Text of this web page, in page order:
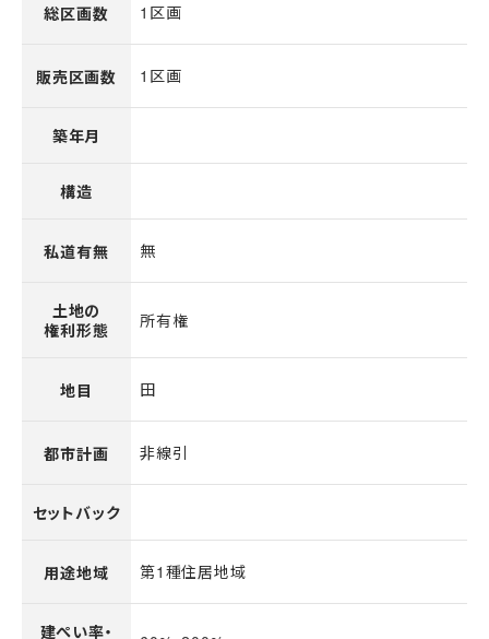
総区画数 1区画
販売区画数 1区画
築年月
構造
私道有無 無
土地の
権利形態
所有権
地目 田
都市計画 非線引
セットバック
用途地域 第1種住居地域
建ぺい率・